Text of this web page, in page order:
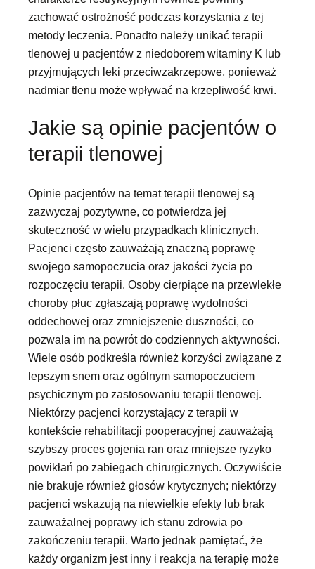
zachować ostrożność podczas korzystania z tej
metody leczenia. Ponadto należy unikać terapii
tlenowej u pacjentów z niedoborem witaminy K lub
przyjmujących leki przeciwzakrzepowe, ponieważ
nadmiar tlenu może wpływać na krzepliwość krwi.
Jakie są opinie pacjentów o
terapii tlenowej
Opinie pacjentów na temat terapii tlenowej są
zazwyczaj pozytywne, co potwierdza jej
skuteczność w wielu przypadkach klinicznych.
Pacjenci często zauważają znaczną poprawę
swojego samopoczucia oraz jakości życia po
rozpoczęciu terapii. Osoby cierpiące na przewlekłe
choroby płuc zgłaszają poprawę wydolności
oddechowej oraz zmniejszenie duszności, co
pozwala im na powrót do codziennych aktywności.
Wiele osób podkreśla również korzyści związane z
lepszym snem oraz ogólnym samopoczuciem
psychicznym po zastosowaniu terapii tlenowej.
Niektórzy pacjenci korzystający z terapii w
kontekście rehabilitacji pooperacyjnej zauważają
szybszy proces gojenia ran oraz mniejsze ryzyko
powikłań po zabiegach chirurgicznych. Oczywiście
nie brakuje również głosów krytycznych; niektórzy
pacjenci wskazują na niewielkie efekty lub brak
zauważalnej poprawy ich stanu zdrowia po
zakończeniu terapii. Warto jednak pamiętać, że
każdy organizm jest inny i reakcja na terapię może